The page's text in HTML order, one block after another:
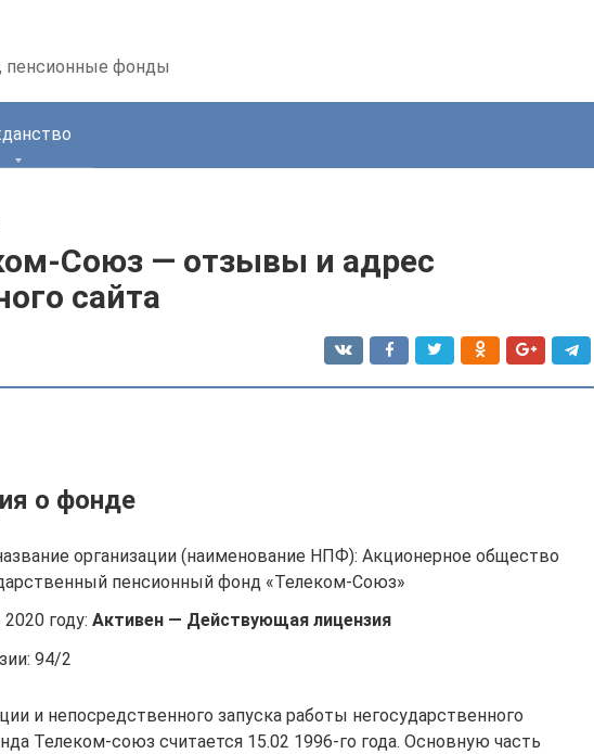
пенсионные фонды
Союз — отзывы и адрес
сайта
о фонде
организации (наименование НПФ): Акционерное общество
пенсионный фонд «Телеком-Союз»
году: Активен — Действующая лицензия
94/2
и непосредственного запуска работы негосударственного
Телеком-союз считается 15.02 1996-го года. Основную часть